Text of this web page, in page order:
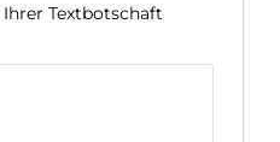
Textbotschaft